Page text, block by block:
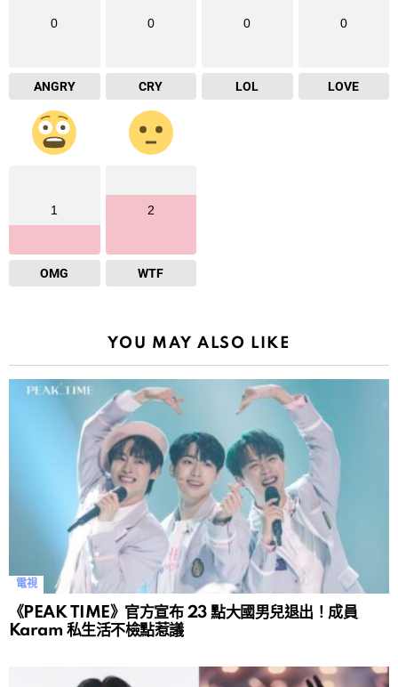
0
ANGRY
0
CRY
0
LOL
0
LOVE
1
OMG
2
WTF
YOU MAY ALSO LIKE
電視
《PEAK TIME》官方宣布 23 點大國男兒退出！成員
Karam 私生活不檢點惹議